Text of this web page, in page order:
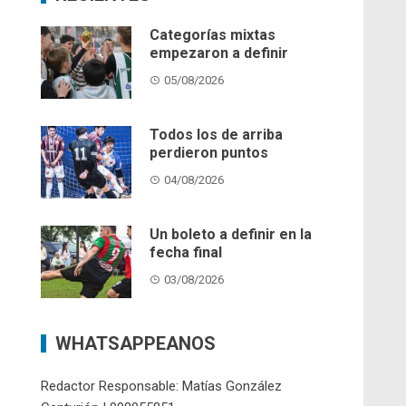
Categorías mixtas
empezaron a definir
05/08/2026
Todos los de arriba
perdieron puntos
04/08/2026
Un boleto a definir en la
fecha final
03/08/2026
WHATSAPPEANOS
Redactor Responsable: Matías González